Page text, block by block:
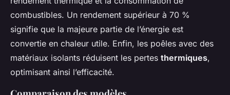
combustibles. Un rendement supérieur à 70 %
signifie que la majeure partie de l’énergie est
convertie en chaleur utile. Enfin, les poêles avec des
matériaux isolants réduisent les pertes thermiques,
optimisant ainsi l’efficacité.